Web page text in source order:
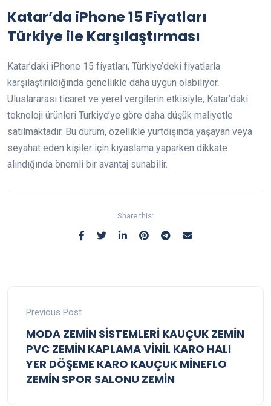
Katar’da iPhone 15 Fiyatları
Türkiye ile Karşılaştırması
Katar’daki iPhone 15 fiyatları, Türkiye’deki fiyatlarla
karşılaştırıldığında genellikle daha uygun olabiliyor.
Uluslararası ticaret ve yerel vergilerin etkisiyle, Katar’daki
teknoloji ürünleri Türkiye’ye göre daha düşük maliyetle
satılmaktadır. Bu durum, özellikle yurtdışında yaşayan veya
seyahat eden kişiler için kıyaslama yaparken dikkate
alındığında önemli bir avantaj sunabilir.
Share this:
Previous Post
MODA ZEMİN SİSTEMLERİ KAUÇUK ZEMİN
PVC ZEMİN KAPLAMA VİNİL KARO HALI
YER DÖŞEME KARO KAUÇUK MİNEFLO
ZEMİN SPOR SALONU ZEMİN